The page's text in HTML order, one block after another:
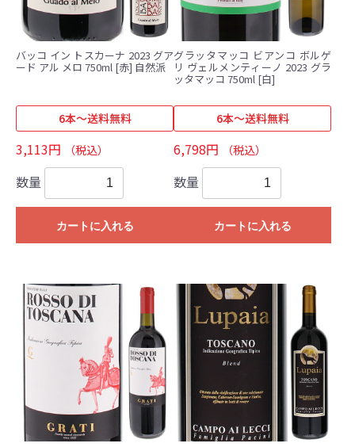
バッコ イン トスカーナ 2023 グア
ード アル メロ 750ml [赤] 自然派
6本～送料無料
3,113円 （税込）
数量
カートに入れる
グラッタマッコ ビアンコ ボルゲ
リ ヴェルメンティーノ 2023 グラ
ッタマッコ 750ml [白]
6本～送料無料
6,798円 （税込）
数量
カートに入れる